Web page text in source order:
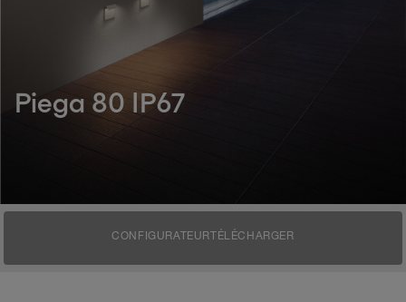
Piega 80 IP67
CONFIGURATEURTÉLÉCHARGER